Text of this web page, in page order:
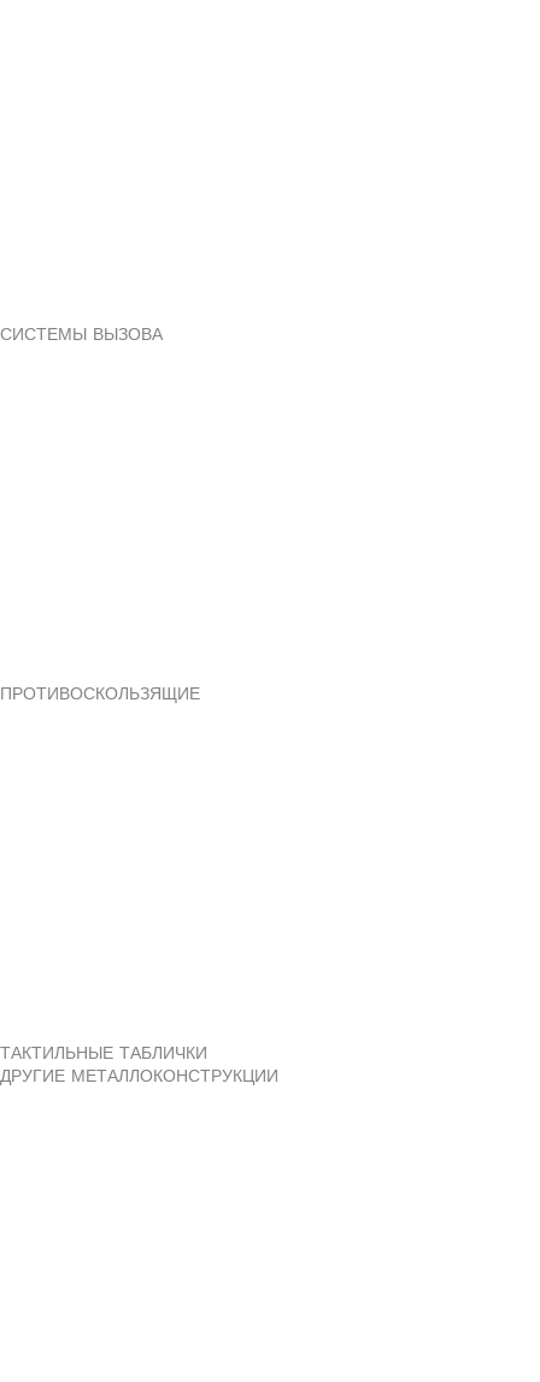
СИСТЕМЫ ВЫЗОВА
ПРОТИВОСКОЛЬЗЯЩИЕ
ТАКТИЛЬНЫЕ ТАБЛИЧКИ
ДРУГИЕ МЕТАЛЛОКОНСТРУКЦИИ